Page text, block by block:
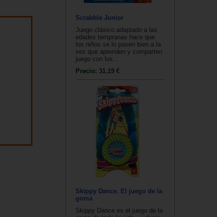
Scrabble Junior
Juego clásico adaptado a las
edades tempranas hace que
los niños se lo pasen bien a la
vez que aprenden y comparten
juego con los...
Precio: 31.19 €
Skippy Dance. El juego de la
goma
Skippy Dance es el juego de la